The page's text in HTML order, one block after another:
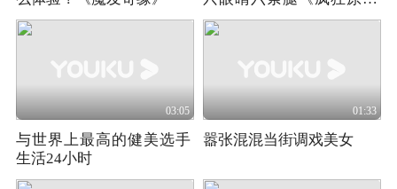
人2》
03:05
与世界上最高的健美选手
生活24小时
01:33
嚣张混混当街调戏美女